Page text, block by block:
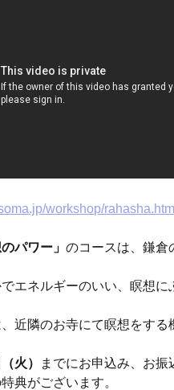
workshop/
のパワー」のコースは、鎌倉
エネルギーのいい、瞑想に
近隣のお寺にて瞑想をする
火）
までにお申込み、お振
典がございます。